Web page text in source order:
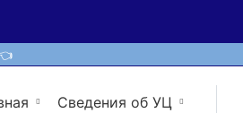
Сведения об УЦ